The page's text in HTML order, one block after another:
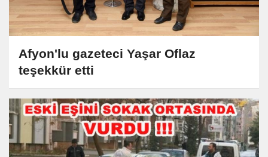
Afyon'lu gazeteci Yaşar Oflaz
teşekkür etti